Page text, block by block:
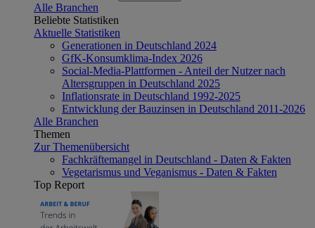
Alle Branchen
Beliebte Statistiken
Aktuelle Statistiken
Generationen in Deutschland 2024
GfK-Konsumklima-Index 2026
Social-Media-Plattformen - Anteil der Nutzer nach
Altersgruppen in Deutschland 2025
Inflationsrate in Deutschland 1992-2025
Entwicklung der Bauzinsen in Deutschland 2011-2026
Alle Branchen
Themen
Zur Themenübersicht
Fachkräftemangel in Deutschland - Daten & Fakten
Vegetarismus und Veganismus - Daten & Fakten
Top Report